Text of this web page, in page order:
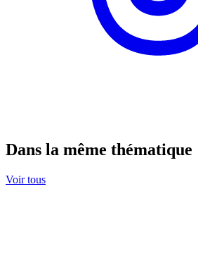
Dans la même thématique
Voir tous